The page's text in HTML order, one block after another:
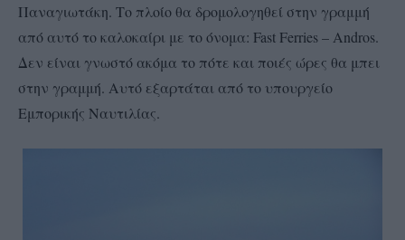
Παναγιωτάκη. Το πλοίο θα δρομολογηθεί στην γραμμή
από αυτό το καλοκαίρι με το όνομα: Fast Ferries – Andros.
Δεν είναι γνωστό ακόμα το πότε και ποιές ώρες θα μπει
στην γραμμή. Αυτό εξαρτάται από το υπουργείο
Εμπoρικής Ναυτιλίας.